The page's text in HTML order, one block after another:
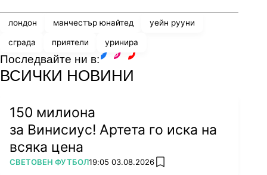
лондон манчестър юнайтед уейн рууни
сграда приятели уринира
Последвайте ни в:
ВСИЧКИ НОВИНИ
150 милиона
за Винисиус! Артета го иска на
всяка цена
ПОВЕЧЕ ОТ
СВЕТОВЕН ФУТБОЛ19:05 03.08.2026 add favorites